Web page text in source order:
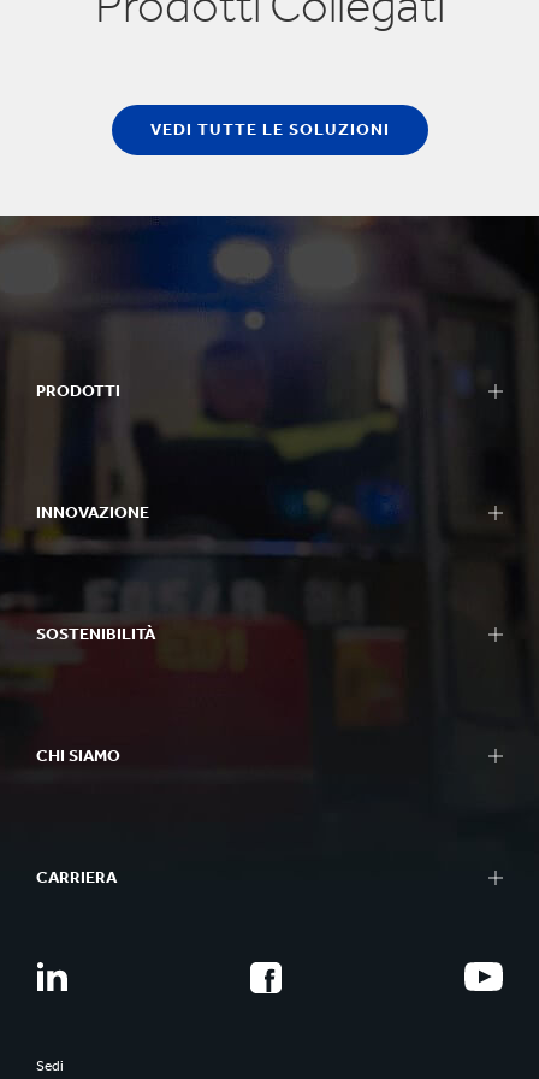
VEDI TUTTE LE SOLUZIONI
PRODOTTI
INNOVAZIONE
SOSTENIBILITÀ
CHI SIAMO
CARRIERA
Sedi